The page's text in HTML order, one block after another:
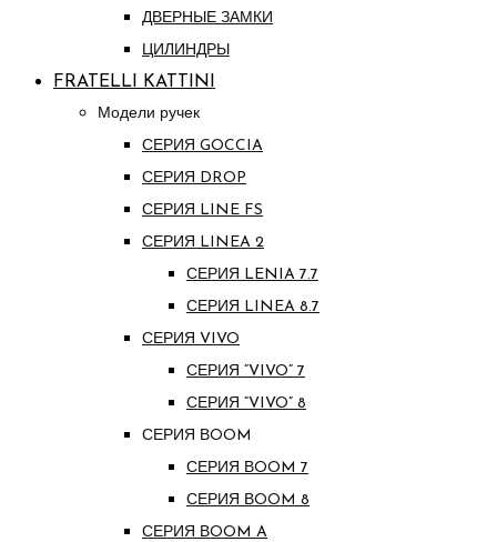
ДВЕРНЫЕ ЗАМКИ
ЦИЛИНДРЫ
FRATELLI KATTINI
Модели ручек
СЕРИЯ GOCCIA
СЕРИЯ DROP
СЕРИЯ LINE FS
СЕРИЯ LINEA 2
СЕРИЯ LENIA 7.7
СЕРИЯ LINEA 8.7
СЕРИЯ VIVO
СЕРИЯ “VIVO” 7
СЕРИЯ “VIVO” 8
СЕРИЯ ВOOM
СЕРИЯ ВOOM 7
СЕРИЯ ВOOM 8
СЕРИЯ ВOOM A